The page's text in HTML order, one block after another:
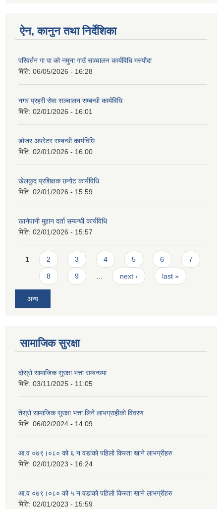
ऐन, कानुन तथा निर्देशिका
परिवर्तन गा पा को नमुना गाउँ सञ्चालन कार्यविधि मस्यौदा
मिति: 06/05/2026 - 16:28
नगर प्रहरी सेवा सञ्चालन सम्बन्धी कार्यविधि
मिति: 02/01/2026 - 16:01
डोजर अपरेटर सम्बन्धी कार्यविधि
मिति: 02/01/2026 - 16:00
खेलकुद प्रशिक्षक छनोट कार्यविधि
मिति: 02/01/2026 - 15:59
खानेपानी मुहान दर्ता सम्बन्धी कार्यविधि
मिति: 02/01/2026 - 15:57
Pages
1 2 3 4 5 6 7
8 9 next › last »
अन्य
सामाजिक सुरक्षा
दोस्रो सामाजिक सुरक्षा भत्ता सम्बन्धमा
मिति: 03/11/2025 - 11:05
तेस्रो सामाजिक सुरक्षा भत्ता लिने लाभग्राहीको विवरण
मिति: 06/02/2024 - 14:09
आ.व ०७९।०८० को ६ न‌‍ वडाको पहिलो किस्ता खाने लाभग्रीहरु
मिति: 02/01/2023 - 16:24
आ.व ०७९।०८० को ५ न‌‍ वडाको पहिलो किस्ता खाने लाभग्रीहरु
मिति: 02/01/2023 - 15:59